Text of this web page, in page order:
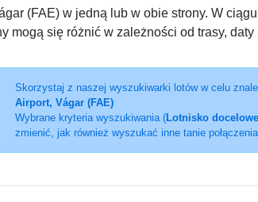
(FAE) w jedną lub w obie strony. W
mogą się różnić w zależności od trasy,
Skorzystaj z naszej wyszukiwarki lotów w celu
Airport, Vágar (FAE)
Wybrane kryteria wyszukiwania (Lotnisko
zmienić, jak również wyszukać inne tanie